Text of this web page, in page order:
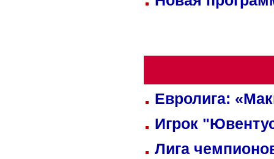
Евролига:
Игрок
Лига